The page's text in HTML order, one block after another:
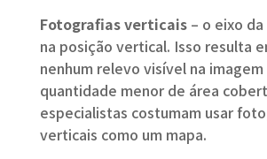
Fotografias verticais– o eixo da
na posição vertical. Isso resulta
nenhum relevo visível na imagem
quantidade menor de área
especialistas costumam usar
verticais como um mapa.